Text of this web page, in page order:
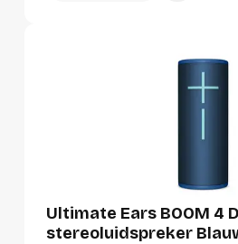
Ultimate Ears BOOM 4
stereoluidspreker